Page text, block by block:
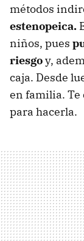
métodos
estenopeica.
niños, pues
riesgoy,
caja. Desde
en familia. Te
para hacerla.